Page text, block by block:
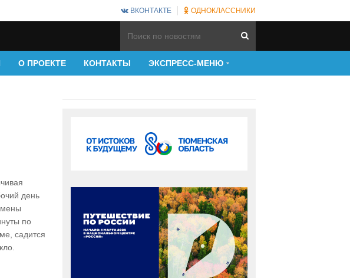
ВКОНТАКТЕ ОДНОКЛАССНИКИ
О ПРОЕКТЕ КОНТАКТЫ ЭКСПРЕСС-МЕНЮ
день
по
садится